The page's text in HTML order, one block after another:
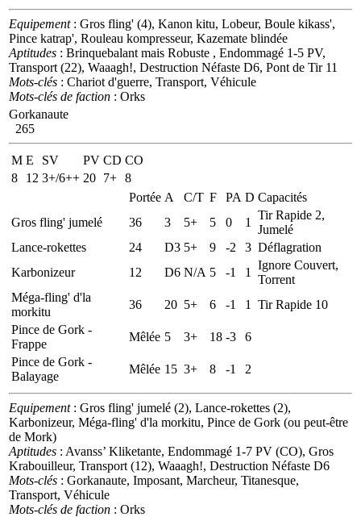
Equipement: Gros fling' (4), Kanon kitu, Lobeur, Boule kikass',
Pince katrap', Rouleau kompresseur, Kazemate blindée
Aptitudes : Brinquebalant mais Robuste , Endommagé 1-5 PV,
Transport (22), Waaagh!, Destruction Néfaste D6, Pont de Tir 11
Mots-clés : Chariot d'guerre, Transport, Véhicule
Mots-clés de faction : Orks
Gorkanaute
265
M E SV PV CD CO
8
12 3+/6++ 20 7+ 8
Portée A C/T F PA D Capacités
Gros fling' jumelé
36 3 5+ 5 0 1
Tir Rapide 2,
Jumelé
Lance-rokettes
24 D3 5+ 9 -2 3 Déflagration
Karbonizeur
12 D6 N/A 5 -1 1
Ignore Couvert,
Torrent
Méga-fling' d'la
morkitu
36 20 5+ 6 -1 1
Tir Rapide 10
Pince de Gork -
Frappe
Mêlée 5 3+ 18 -3
6
Pince de Gork -
Balayage
Mêlée 15 3+ 8 -1 2
Equipement: Gros fling' jumelé (2), Lance-rokettes (2),
Karbonizeur, Méga-fling' d'la morkitu, Pince de Gork (ou peut-être
de Mork)
Aptitudes : Avanss’ Kliketante, Endommagé 1-7 PV (CO), Gros
Krabouilleur, Transport (12), Waaagh!, Destruction Néfaste D6
Mots-clés : Gorkanaute, Imposant, Marcheur, Titanesque,
Transport, Véhicule
Mots-clés de faction : Orks